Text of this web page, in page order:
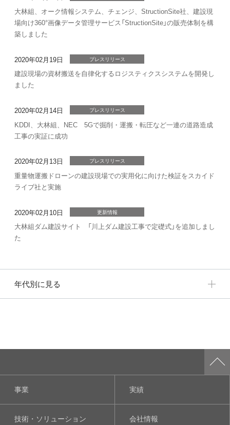
大林組、オーク情報システム、チェンジ、StructionSite社、建設現
場向け360°画像データ管理サービス「StructionSite」の販売体制を構
築しました
2020年02月19日 プレスリリース
建設現場の資材搬送を自律化するロジスティクスシステムを開発し
ました
2020年02月14日 プレスリリース
KDDI、大林組、NEC 5Gで掘削・運搬・転圧など一連の道路造成
工事の実証に成功
2020年02月13日 プレスリリース
重量物運搬ドローンの建設現場での実用化に向けた検証をスカイド
ライブ社と実施
2020年02月10日 更新情報
大林組ダム建設サイト 「川上ダム建設工事で定礎式」を追加しまし
た
年代別に見る
事業 実績
技術・ソリューション 会社情報